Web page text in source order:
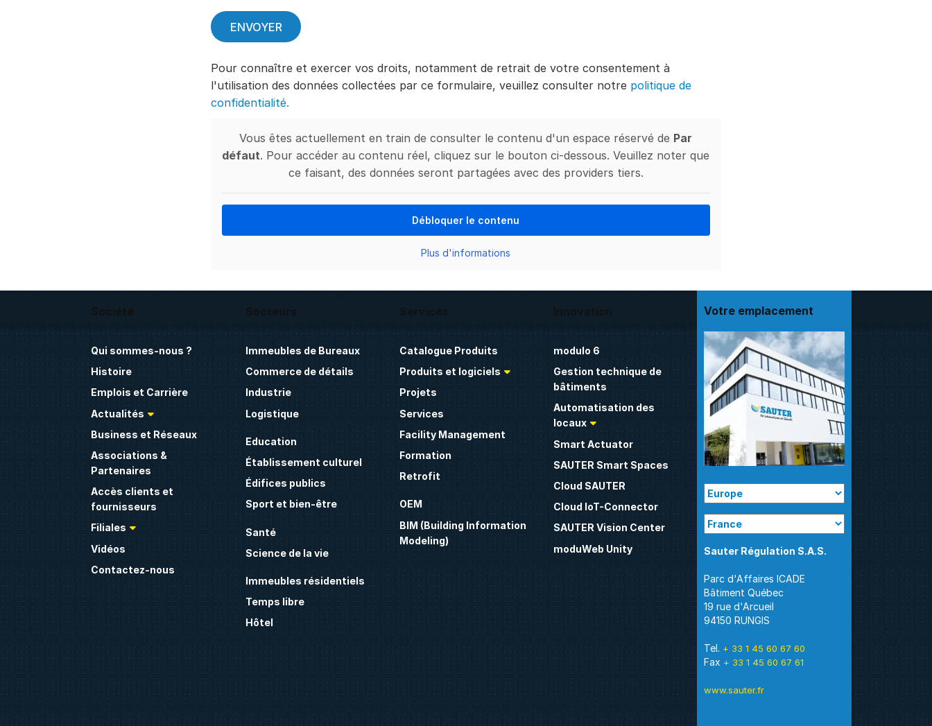
Pour connaître et exercer vos droits, notamment de retrait de votre consentement à
l'utilisation des données collectées par ce formulaire, veuillez consulter notre politique de
confidentialité.
Vous êtes actuellement en train de consulter le contenu d'un espace réservé de Par
défaut. Pour accéder au contenu réel, cliquez sur le bouton ci-dessous. Veuillez noter que
ce faisant, des données seront partagées avec des providers tiers.
Débloquer le contenu
Plus d'informations
Société
Qui sommes-nous ?
Histoire
Emplois et Carrière
Actualités
Business et Réseaux
Associations &
Partenaires
Accès clients et
fournisseurs
Filiales
Vidéos
Contactez-nous
Secteurs
Immeubles de Bureaux
Commerce de détails
Industrie
Logistique
Education
Établissement culturel
Édifices publics
Sport et bien-être
Santé
Science de la vie
Immeubles résidentiels
Temps libre
Hôtel
Services
Catalogue Produits
Produits et logiciels
Projets
Services
Facility Management
Formation
Retrofit
OEM
BIM (Building Information
Modeling)
Innovation
modulo 6
Gestion technique de
bâtiments
Automatisation des
locaux
Smart Actuator
SAUTER Smart Spaces
Cloud SAUTER
Cloud IoT-Connector
SAUTER Vision Center
moduWeb Unity
Votre emplacement
Parc d'Affaires ICADE
Bâtiment Québec
19 rue d'Arcueil
94150 RUNGIS
Tel. + 33 1 45 60 67 60
Fax + 33 1 45 60 67 61
www.sauter.fr